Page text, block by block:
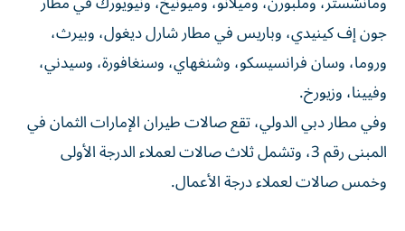
جون إف كينيدي، وباريس في مطار شارل ديغول، وبيرث،
وروما، وسان فرانسيسكو، وشنغهاي، وسنغافورة، وسيدني،
وفيينا، وزيورخ.
وفي مطار دبي الدولي، تقع صالات طيران الإمارات الثمان في
المبنى رقم 3، وتشمل ثلاث صالات لعملاء الدرجة الأولى
وخمس صالات لعملاء درجة الأعمال.